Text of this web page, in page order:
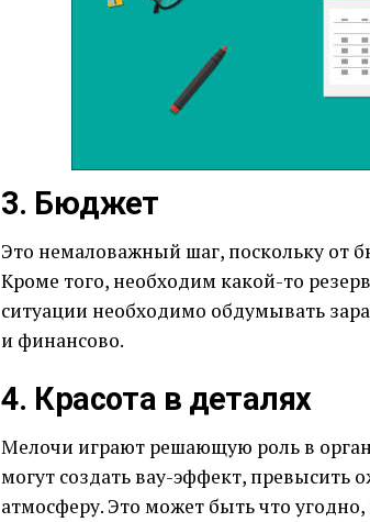
3. Бюджет
Это немаловажный шаг, поскольку от
Кроме того, необходим какой-то
ситуации необходимо обдумывать
и финансово.
4. Красота в деталях
Мелочи играют решающую роль в
могут создать вау-эффект, превысить
атмосферу. Это может быть что